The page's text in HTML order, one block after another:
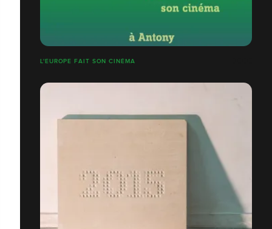
L'EUROPE FAIT SON CINÉMA